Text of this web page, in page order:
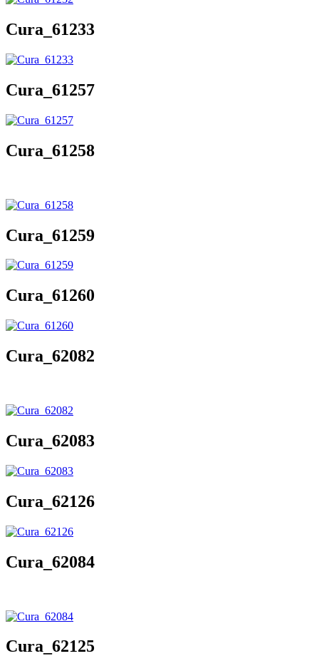
Cura_61233
Cura_61257
Cura_61258
Cura_61259
Cura_61260
Cura_62082
Cura_62083
Cura_62126
Cura_62084
Cura_62125